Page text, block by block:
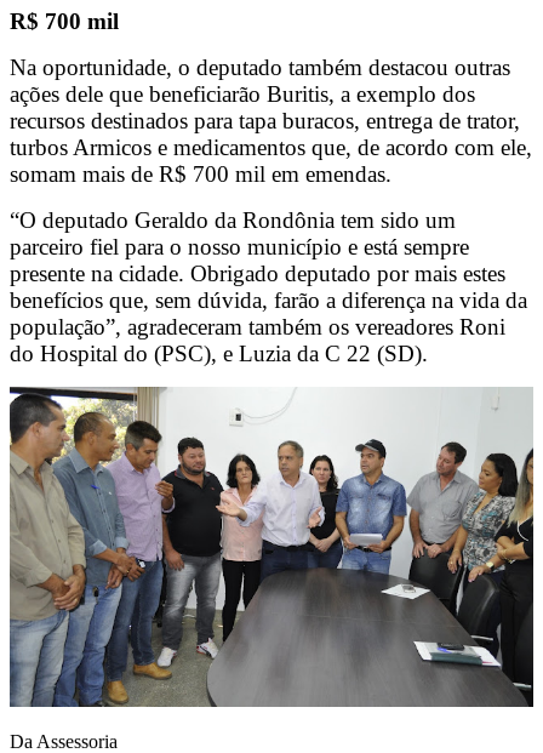
R$ 700 mil
Na oportunidade, o deputado também destacou outras
ações dele que beneficiarão Buritis, a exemplo dos
recursos destinados para tapa buracos, entrega de trator,
turbos Armicos e medicamentos que, de acordo com ele,
somam mais de R$ 700 mil em emendas.
“O deputado Geraldo da Rondônia tem sido um
parceiro fiel para o nosso município e está sempre
presente na cidade. Obrigado deputado por mais estes
benefícios que, sem dúvida, farão a diferença na vida da
população”, agradeceram também os vereadores Roni
do Hospital do (PSC), e Luzia da C 22 (SD).
Da Assessoria